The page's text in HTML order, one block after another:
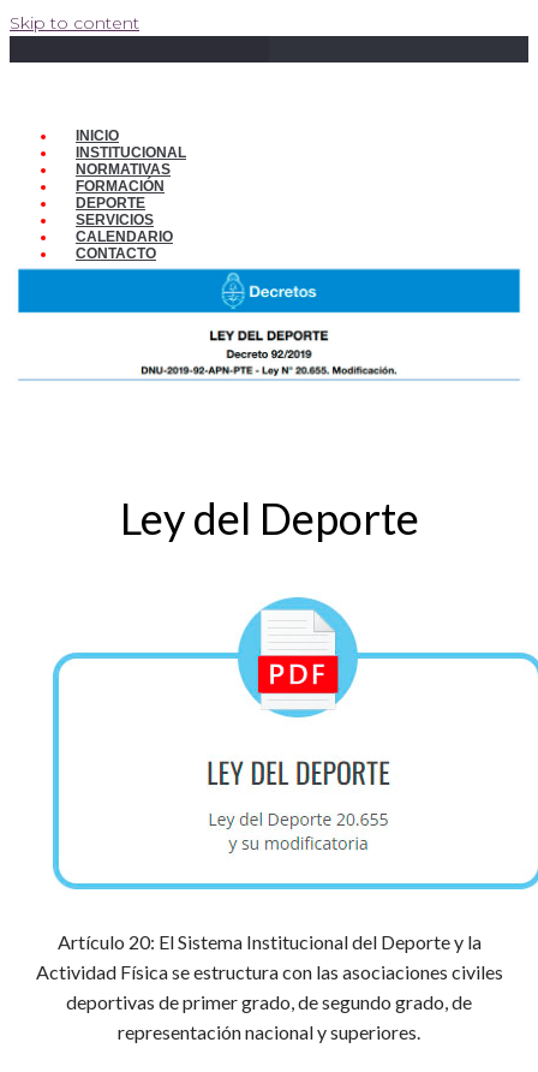
Skip to content
INICIO
INSTITUCIONAL
NORMATIVAS
FORMACIÓN
DEPORTE
SERVICIOS
CALENDARIO
CONTACTO
Ley del Deporte
Artículo 20: El Sistema Institucional del Deporte y la
Actividad Física se estructura con las asociaciones civiles
deportivas de primer grado, de segundo grado, de
representación nacional y superiores.